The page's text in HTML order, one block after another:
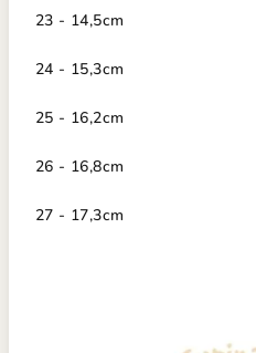
23 - 14,5cm
24 - 15,3cm
25 - 16,2cm
26 - 16,8cm
27 - 17,3cm